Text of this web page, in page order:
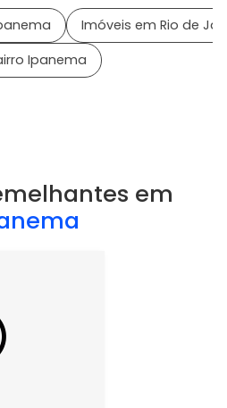
Imóveis em Rio de
Ipanema
em